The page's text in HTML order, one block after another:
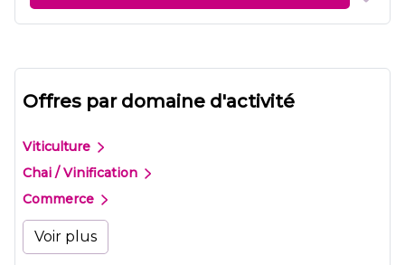
Offres par domaine d'activité
Viticulture
Chai / Vinification
Commerce
Voir plus